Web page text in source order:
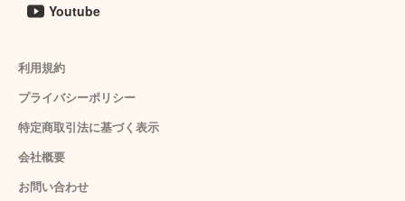
Youtube
利用規約
プライバシーポリシー
特定商取引法に基づく表示
会社概要
お問い合わせ